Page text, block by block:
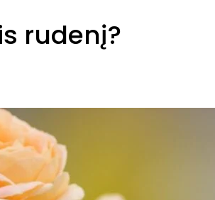
rudenį?